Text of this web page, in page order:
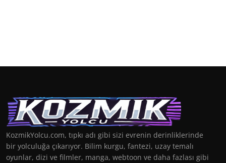
KozmikYolcu.com, tıpkı adı gibi sizi evrenin derinliklerinde
bir yolculuğa çıkarıyor. Bilim kurgu, fantezi, uzay temalı
oyunlar, dizi ve filmler, manga, webtoon ve daha fazlası gibi